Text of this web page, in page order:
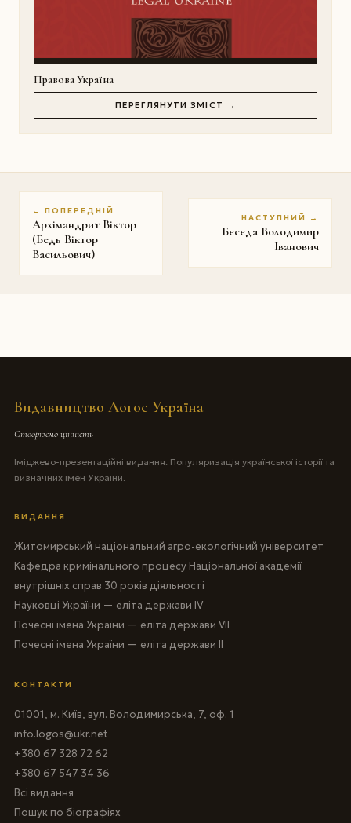
Правова Україна
ПЕРЕГЛЯНУТИ ЗМІСТ →
← ПОПЕРЕДНІЙ
Архімандрит Віктор
(Бедь Віктор
Васильович)
НАСТУПНИЙ →
Бєсєда Володимир
Іванович
Видавництво Логос Україна
Створюємо цінність
Іміджево-презентаційні видання. Популяризація української історії та
визначних імен України.
ВИДАННЯ
Житомирський національний агро-екологічний університет
Кафедра кримінального процесу Національної академії
внутрішніх справ 30 років діяльності
Науковці України — еліта держави IV
Почесні імена України — еліта держави VII
Почесні імена України — еліта держави II
КОНТАКТИ
01001, м. Київ, вул. Володимирська, 7, оф. 1
info.logos@ukr.net
+380 67 328 72 62
+380 67 547 34 36
Всі видання
Пошук по біографіях